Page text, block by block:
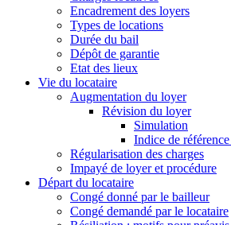
Encadrement des loyers
Types de locations
Durée du bail
Dépôt de garantie
Etat des lieux
Vie du locataire
Augmentation du loyer
Révision du loyer
Simulation
Indice de
Régularisation des charges
Impayé de loyer et procédure
Départ du locataire
Congé donné par le bailleur
Congé demandé par le locataire